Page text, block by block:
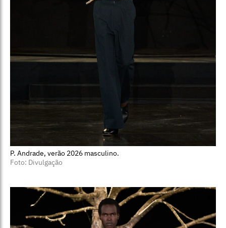
P. Andrade, verão 2026 masculino.
Foto: Divulgação